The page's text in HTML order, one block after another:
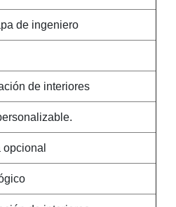
de ingeniero
de interiores